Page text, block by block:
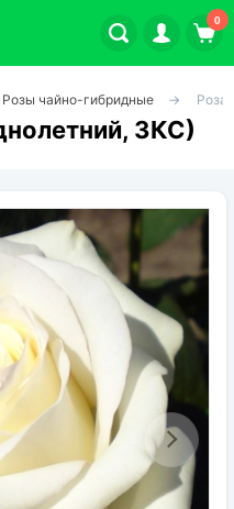
0
Розы чайно-гибридные Роза
ЗКС)